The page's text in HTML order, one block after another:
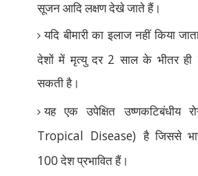
सूजन आदि लक्षण देखे जाते हैं।
यदि बीमारी का इलाज नहीं किया
देशों में मृत्यु दर 2 साल के भीतर ही
सकती है।
यह एक उपेक्षित उष्णकटिबंधीय
Tropical Disease)है जिससे
100 देश प्रभावित हैं।